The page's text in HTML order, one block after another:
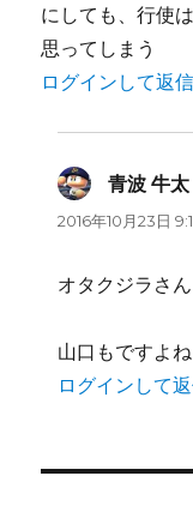
にしても、行使
思ってしまう
ログインして返
青波 牛太
2016年10月23日
オタクジラさん
山口もですよ
ログインして